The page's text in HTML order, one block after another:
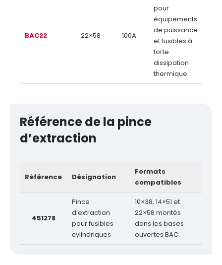
BAC22 22×58 100A
pour
équipements
de puissance
et fusibles à
forte
dissipation
thermique.
Référence de la pince
d’extraction
Référence Désignation
Formats
compatibles
451278
Pince
d’extraction
pour fusibles
cylindriques
10×38, 14×51 et
22×58 montés
dans les bases
ouvertes BAC.